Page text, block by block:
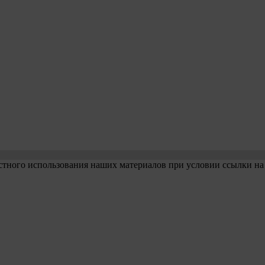
использования наших материалов при условии ссылки